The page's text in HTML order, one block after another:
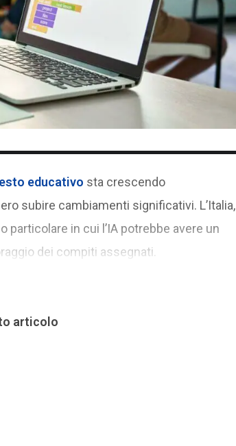
educativo sta crescendo
subire cambiamenti significativi. L’Italia,
in cui l’IA potrebbe avere un
dei compiti assegnati.
articolo